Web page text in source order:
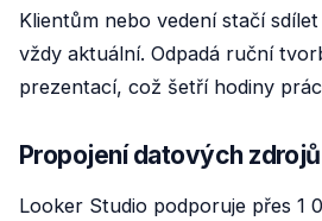
Klientům nebo vedení stačí
vždy aktuální. Odpadá ruční
prezentací, což šetří hodiny
Propojení datových zdrojů
Looker Studio podporuje přes 1